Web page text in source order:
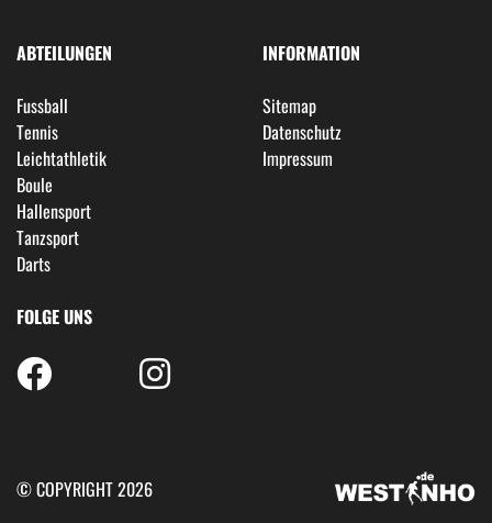
ABTEILUNGEN
Fussball
Tennis
Leichtathletik
Boule
Hallensport
Tanzsport
Darts
INFORMATION
Sitemap
Datenschutz
Impressum
FOLGE UNS
© COPYRIGHT 2026